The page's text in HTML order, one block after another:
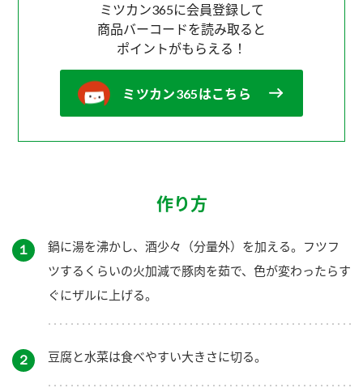
ミツカン365に会員登録して
商品バーコードを読み取ると
ポイントがもらえる！
ミツカン365はこちら
作り方
１
鍋に湯を沸かし、酒少々（分量外）を加える。フツフ
ツするくらいの火加減で豚肉を茹で、色が変わったらす
ぐにザルに上げる。
２ 豆腐と水菜は食べやすい大きさに切る。